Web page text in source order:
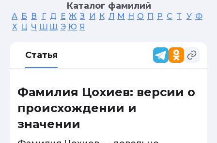
Каталог фамилий
А Б В Г Д Е Ж З И К Л М Н О П Р С Т У Ф
Х Ц Ч Ш Щ Э Ю Я
Статья
Фамилия Цохиев: версии о
происхождении и
значении